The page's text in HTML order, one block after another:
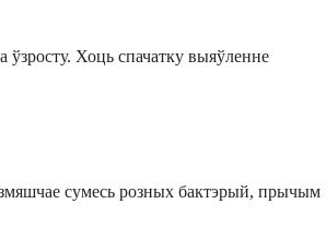
Хоць спачатку выяўленне
сумесь розных бактэрый, прычым